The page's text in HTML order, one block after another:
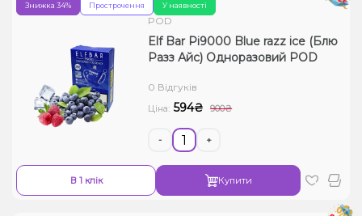
У наявності
Знижка 34% Прострочення
POD
Elf Bar Pi9000 Blue razz ice (Блю
Разз Айс) Одноразовий POD
0 Відгуків
Ціна: 594₴ 900₴
- +
В 1 клік Купити